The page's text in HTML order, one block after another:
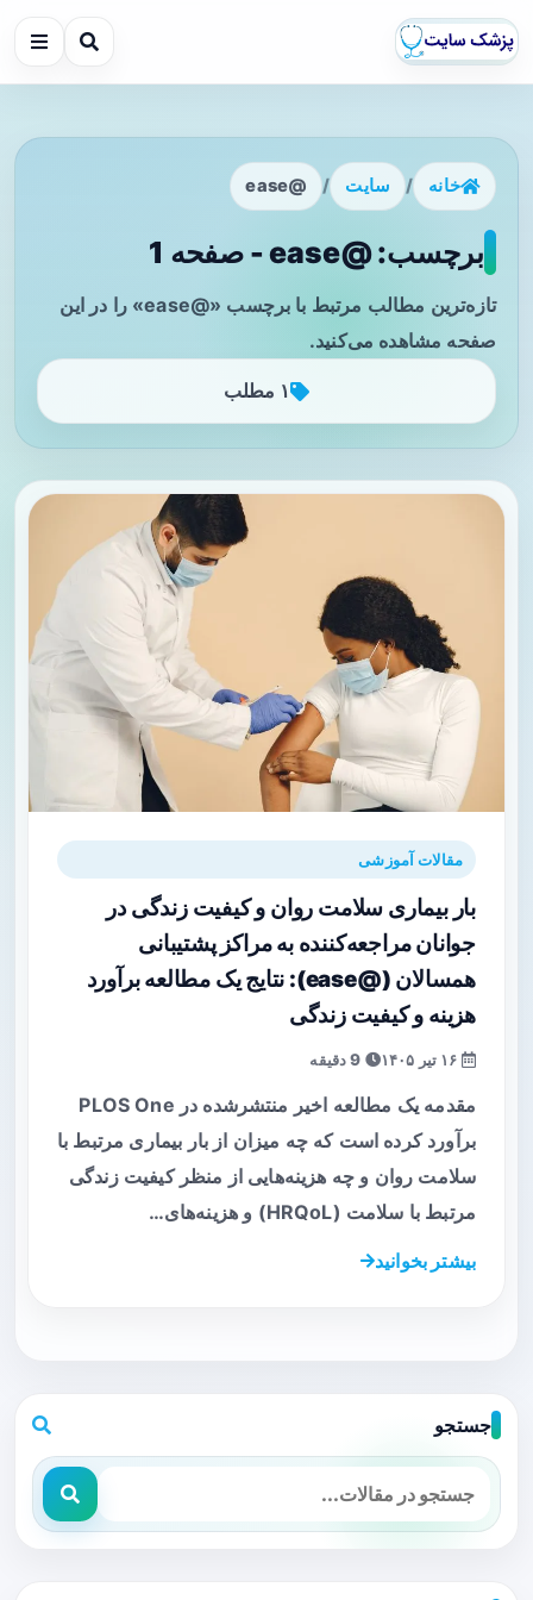
خانه / سایت /
@ease
برچسب: @ease - صفحه 1
تازه‌ترین مطالب مرتبط با برچسب «@ease» را در این
صفحه مشاهده می‌کنید.
۱ مطلب
مقالات آموزشی
بار بیماری سلامت روان و کیفیت زندگی در
جوانان مراجعه‌کننده به مراکز پشتیبانی
همسالان (@ease): نتایج یک مطالعه برآورد
هزینه و کیفیت زندگی
مقدمه یک مطالعه اخیر منتشرشده در PLOS One
برآورد کرده است که چه میزان از بار بیماری مرتبط با
سلامت روان و چه هزینه‌هایی از منظر کیفیت زندگی
مرتبط با سلامت (HRQoL) و هزینه‌های…
بیشتر بخوانید
جستجو